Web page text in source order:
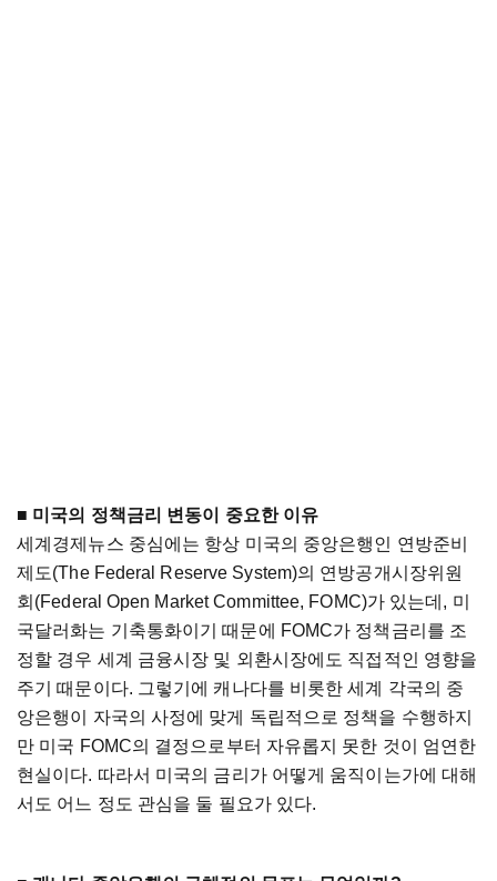
■ 미국의 정책금리 변동이 중요한 이유
세계경제뉴스 중심에는 항상 미국의 중앙은행인 연방준비
제도(The Federal Reserve System)의 연방공개시장위원
회(Federal Open Market Committee, FOMC)가 있는데, 미
국달러화는 기축통화이기 때문에 FOMC가 정책금리를 조
정할 경우 세계 금융시장 및 외환시장에도 직접적인 영향을
주기 때문이다. 그렇기에 캐나다를 비롯한 세계 각국의 중
앙은행이 자국의 사정에 맞게 독립적으로 정책을 수행하지
만 미국 FOMC의 결정으로부터 자유롭지 못한 것이 엄연한
현실이다. 따라서 미국의 금리가 어떻게 움직이는가에 대해
서도 어느 정도 관심을 둘 필요가 있다.